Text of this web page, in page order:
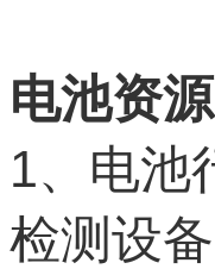
电池资
1、电池
检测设备